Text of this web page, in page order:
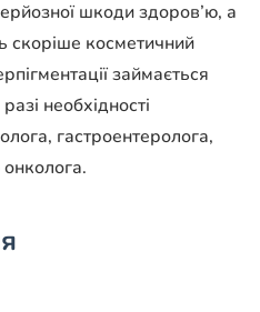
шкоди здоров’ю, а
скоріше косметичний
займається
необхідності
гастроентеролога,